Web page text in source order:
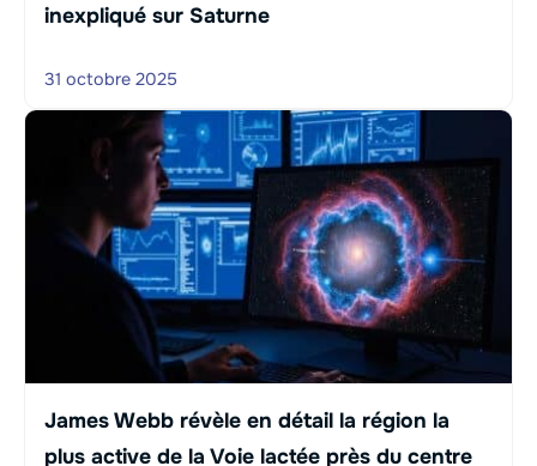
inexpliqué sur Saturne
31 octobre 2025
James Webb révèle en détail la région la
plus active de la Voie lactée près du centre